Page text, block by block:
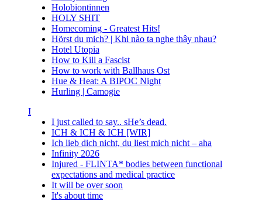
Holobiontinnen
HOLY SHIT
Homecoming - Greatest Hits!
Hörst du mich? | Khi nào ta nghe thây nhau?
Hotel Utopia
How to Kill a Fascist
How to work with Ballhaus Ost
Hue & Heat: A BIPOC Night
Hurling | Camogie
I
I just called to say.. sHe’s dead.
ICH & ICH & ICH [WIR]
Ich lieb dich nicht, du liest mich nicht – aha
Infinity 2026
Injured - FLINTA* bodies between functional
expectations and medical practice
It will be over soon
It's about time